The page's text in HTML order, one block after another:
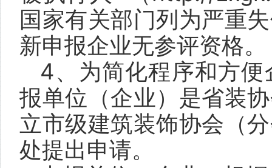
国家有关部门列为严重
新申报企业无参评资格。
4、为简化程序和方
报单位（企业）是省装
立市级建筑装饰协会（
处提出申请。